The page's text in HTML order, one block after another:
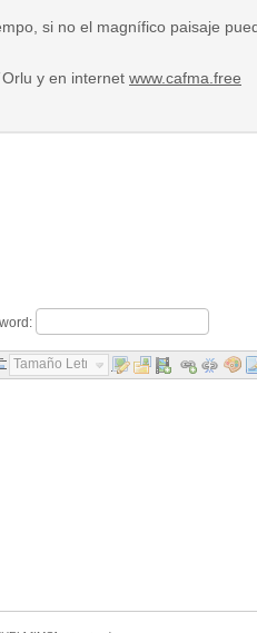
si no el magnífico paisaje
y en internet www.cafma.free
Tamaño Letra...